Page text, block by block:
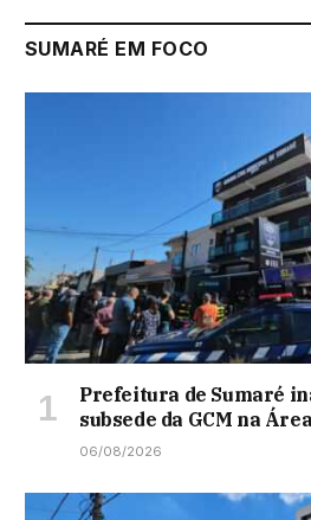
SUMARÉ EM FOCO
Prefeitura de Sumaré
subsede da GCM na
06/08/2026